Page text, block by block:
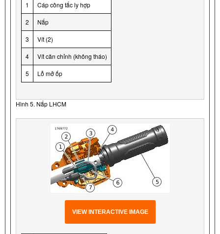
1 Cáp công tắc ly hợp
2 Nắp
3 Vít (2)
4 Vít căn chỉnh (không tháo)
5 Lỗ mở ốp
Hình 5. Nắp LHCM
VIEW INTERACTIVE IMAGE